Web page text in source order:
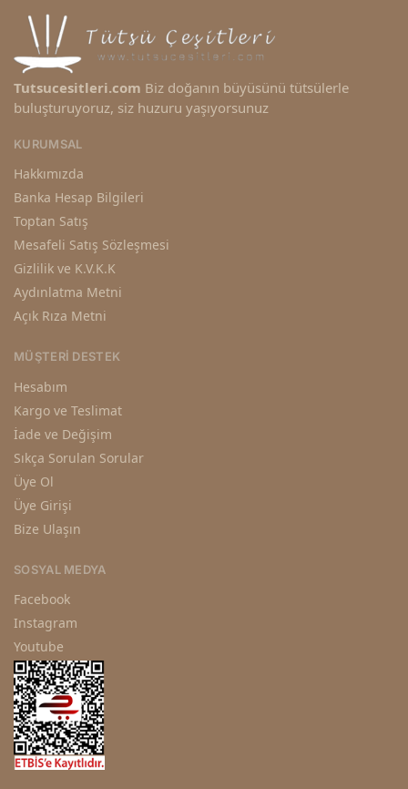
Tutsucesitleri.com Biz doğanın büyüsünü tütsülerle
buluşturuyoruz, siz huzuru yaşıyorsunuz
KURUMSAL
Hakkımızda
Banka Hesap Bilgileri
Toptan Satış
Mesafeli Satış Sözleşmesi
Gizlilik ve K.V.K.K
Aydınlatma Metni
Açık Rıza Metni
MÜŞTERI DESTEK
Hesabım
Kargo ve Teslimat
İade ve Değişim
Sıkça Sorulan Sorular
Üye Ol
Üye Girişi
Bize Ulaşın
SOSYAL MEDYA
Facebook
Instagram
Youtube